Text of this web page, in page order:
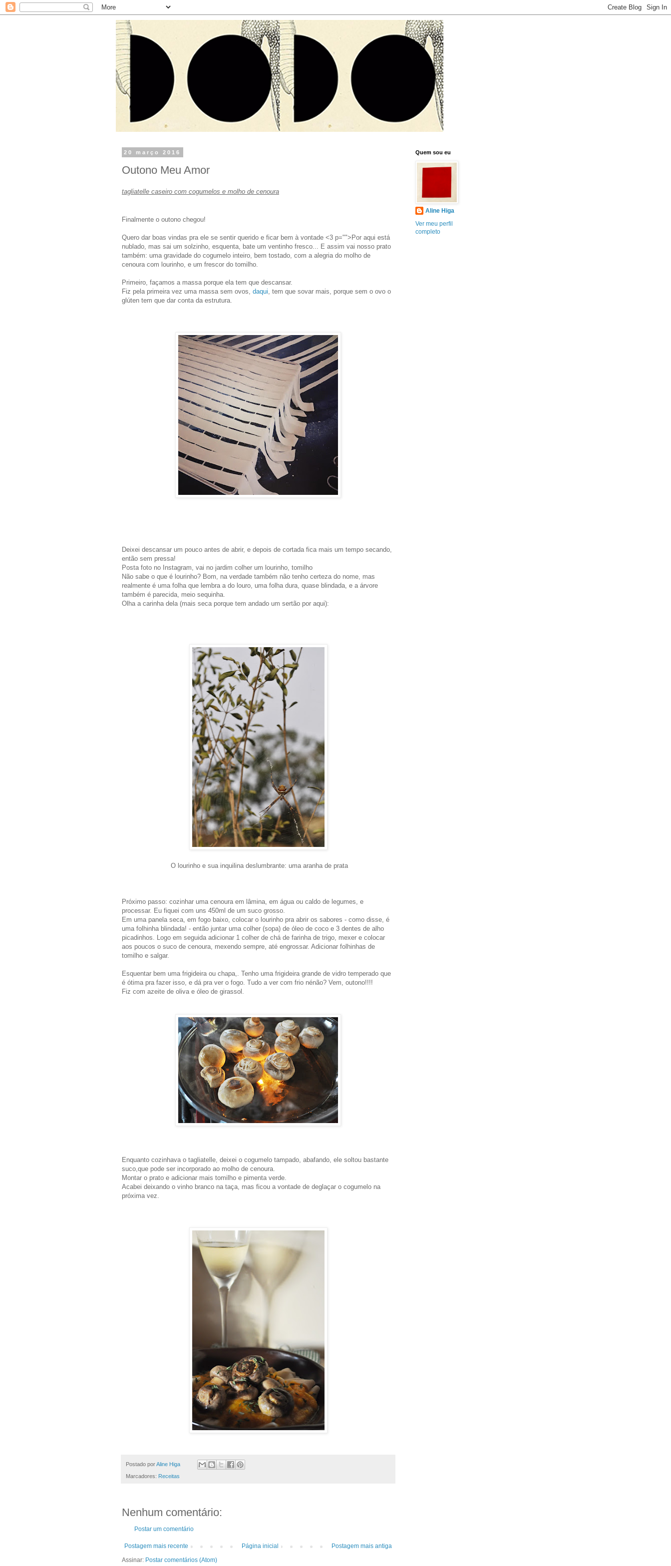
20 março 2016
Outono Meu Amor
tagliatelle caseiro com cogumelos e molho de cenoura
Finalmente o outono chegou!
Quero dar boas vindas pra ele se sentir querido e ficar bem à vontade <3 p="">Por aqui está
nublado, mas sai um solzinho, esquenta, bate um ventinho fresco... E assim vai nosso prato
também: uma gravidade do cogumelo inteiro, bem tostado, com a alegria do molho de
cenoura com lourinho, e um frescor do tomilho.
Primeiro, façamos a massa porque ela tem que descansar.
Fiz pela primeira vez uma massa sem ovos, daqui , tem que sovar mais, porque sem o ovo o
glúten tem que dar conta da estrutura.
Deixei descansar um pouco antes de abrir, e depois de cortada fica mais um tempo secando,
então sem pressa!
Posta foto no Instagram, vai no jardim colher um lourinho, tomilho
Não sabe o que é lourinho? Bom, na verdade também não tenho certeza do nome, mas
realmente é uma folha que lembra a do louro, uma folha dura, quase blindada, e a árvore
também é parecida, meio sequinha.
Olha a carinha dela (mais seca porque tem andado um sertão por aqui):
O lourinho e sua inquilina deslumbrante: uma aranha de prata
Próximo passo: cozinhar uma cenoura em lâmina, em água ou caldo de legumes, e
processar. Eu fiquei com uns 450ml de um suco grosso.
Em uma panela seca, em fogo baixo, colocar o lourinho pra abrir os sabores - como disse, é
uma folhinha blindada! - então juntar uma colher (sopa) de óleo de coco e 3 dentes de alho
picadinhos. Logo em seguida adicionar 1 colher de chá de farinha de trigo, mexer e colocar
aos poucos o suco de cenoura, mexendo sempre, até engrossar. Adicionar folhinhas de
tomilho e salgar.
Esquentar bem uma frigideira ou chapa,. Tenho uma frigideira grande de vidro temperado que
é ótima pra fazer isso, e dá pra ver o fogo. Tudo a ver com frio nénão? Vem, outono!!!!
Fiz com azeite de oliva e óleo de girassol.
Enquanto cozinhava o tagliatelle, deixei o cogumelo tampado, abafando, ele soltou bastante
suco,que pode ser incorporado ao molho de cenoura.
Montar o prato e adicionar mais tomilho e pimenta verde.
Acabei deixando o vinho branco na taça, mas ficou a vontade de deglaçar o cogumelo na
próxima vez.
Postado porAline Higa
Marcadores: Receitas
Nenhum comentário:
Postar um comentário
Postagem mais recente Postagem mais antiga
Página inicial
Assinar: Postar comentários (Atom)
Quem sou eu
Aline Higa
Ver meu perfil
completo